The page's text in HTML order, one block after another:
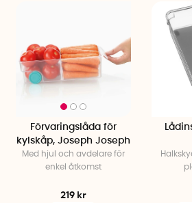
Förvaringslåda för
kylskåp, Joseph Joseph
Med hjul och avdelare för
enkel åtkomst
219 kr